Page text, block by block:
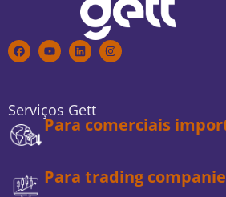
Serviços Gett
Para comerciais
Para trading